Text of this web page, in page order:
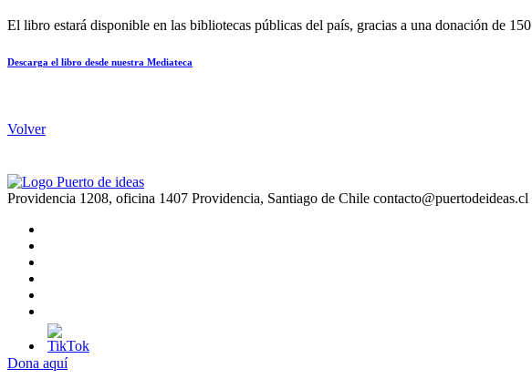
El libro estará disponible en las bibliotecas públicas del país, gracias a una donación de
Descarga el libro desde nuestra Mediateca
Volver
Providencia 1208, oficina 1407 Providencia, Santiago de Chile contacto@puertodeideas.cl
Dona aquí